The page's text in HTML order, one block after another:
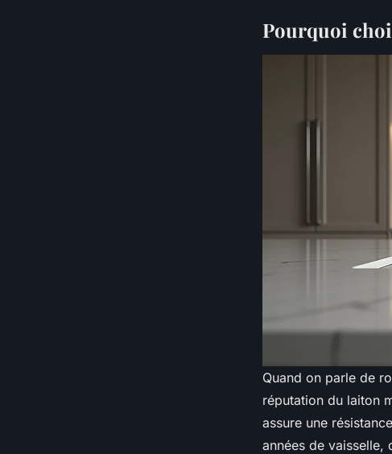
Pourquoi
Quand on parle de
réputation du laiton
assure une
années de vaisselle,